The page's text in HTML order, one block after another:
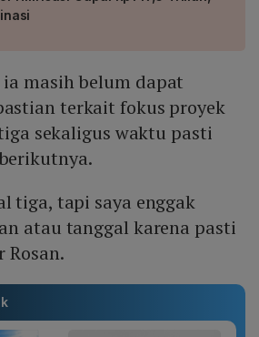
masih belum dapat
terkait fokus proyek
sekaligus waktu pasti
tiga, tapi saya enggak
atau tanggal karena pasti
Rosan.